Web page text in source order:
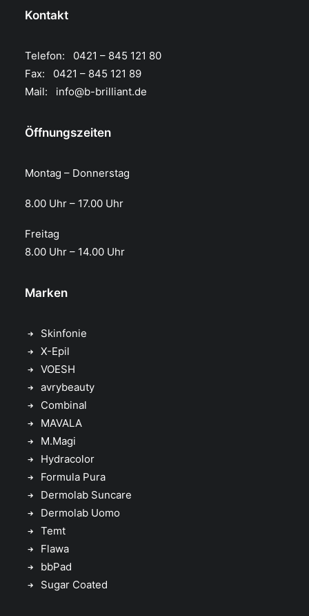
Kontakt
Telefon: 0421 – 845 121 80
Fax: 0421 – 845 121 89
Mail: info@b-brilliant.de
Öffnungszeiten
Montag – Donnerstag
8.00 Uhr – 17.00 Uhr​
Freitag
8.00 Uhr – 14.00 Uhr
Marken
Skinfonie
X-Epil
VOESH
avrybeauty
Combinal
MAVALA
M.Magi
Hydracolor
Formula Pura
Dermolab Suncare
Dermolab Uomo
Temt
Flawa
bbPad
Sugar Coated